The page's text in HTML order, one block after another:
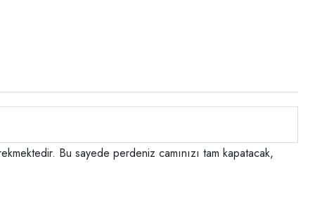
Bu sayede perdeniz camınızı tam kapatacak,